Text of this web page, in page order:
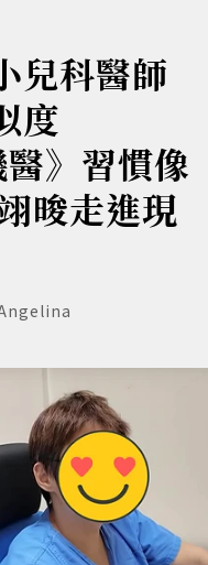
兒科醫師
度
》習慣像
晙走進現